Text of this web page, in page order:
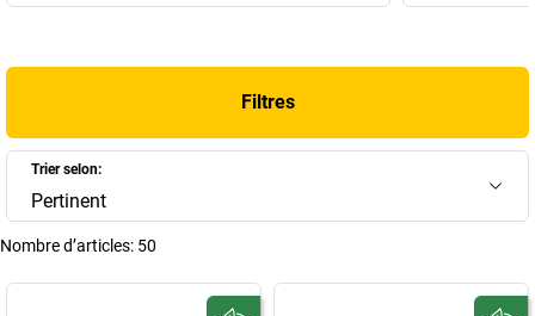
choix de l’équipement de protection le mieux adapté à vos besoins
Afficher plus
Filtres
Trier selon:
Pertinent
Nombre d’articles: 50